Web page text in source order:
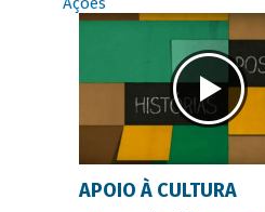
APOIO À CULTURA